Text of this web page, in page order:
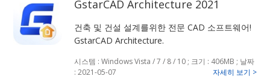
GstarCAD Architecture 2021
건축 및 건설 설계를위한 전문 CAD 소프트웨어!
GstarCAD Architecture.
시스템 : Windows Vista / 7 / 8 / 10 ; 크기 : 406MB ; 날짜
: 2021-05-07
자세히 보기 >